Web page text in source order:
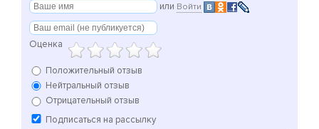
или Войти
Оценка
Положительный отзыв
Нейтральный отзыв
Отрицательный отзыв
Подписаться на рассылку